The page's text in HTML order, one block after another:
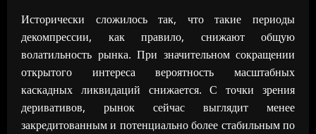
Исторически сложилось так, что такие периоды
декомпрессии, как правило, снижают общую
волатильность рынка. При значительном сокращении
открытого интереса вероятность масштабных
каскадных ликвидаций снижается. С точки зрения
деривативов, рынок сейчас выглядит менее
закредитованным и потенциально более стабильным по